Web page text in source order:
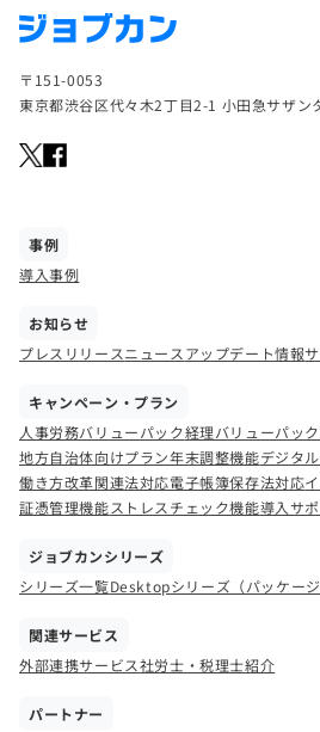
〒151-0053
東京都渋谷区代々木2丁目2-1 小田急サザン
事例
導入事例
お知らせ
プレスリリースニュース アップデート情報
キャンペーン・プラン
人事労務バリューパック経理バリューパック
地方自治体向けプラン年末調整機能デジタ
働き方改革関連法対応電子帳簿保存法対応
証憑管理機能ストレスチェック機能導入サ
ジョブカンシリーズ
シリーズ一覧Desktopシリーズ（パッケージ
関連サービス
外部連携サービス社労士・税理士紹介
パートナー